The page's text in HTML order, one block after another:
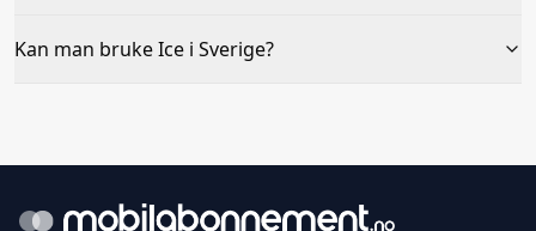
Kan man bruke Ice i Sverige?